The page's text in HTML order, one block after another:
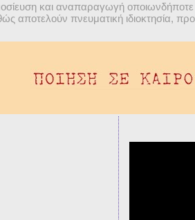
και αναπαραγωγή οποιωνδήποτε
αποτελούν πνευματική ιδιοκτησία,